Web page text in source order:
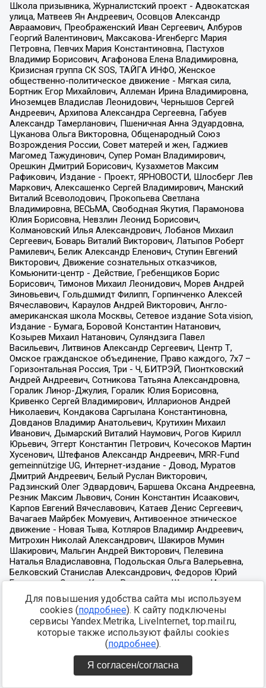
Для повышения удобства сайта мы используем
cookies (подробнее). К сайту подключены
сервисы Yandex.Metrika, LiveInternet, top.mail.ru,
которые также используют файлы cookies
(подробнее).
Я согласен/согласна